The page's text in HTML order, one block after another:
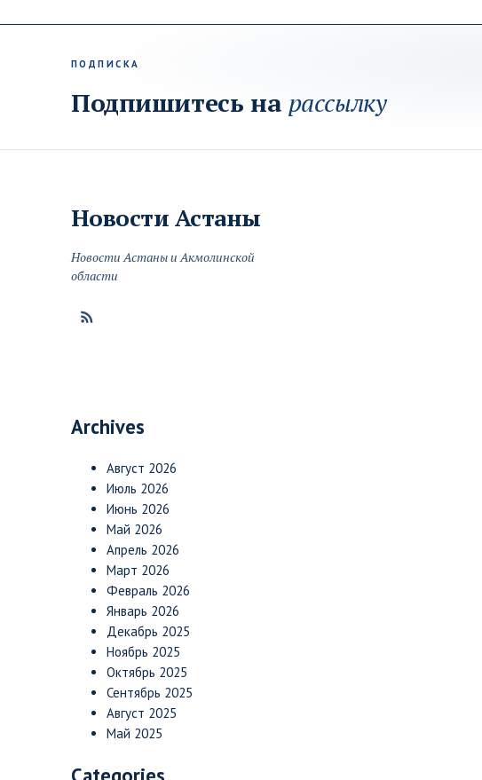
ПОДПИСКА
Подпишитесь на рассылку
Новости Астаны
Новости Астаны и Акмолинской
области
Archives
Август 2026
Июль 2026
Июнь 2026
Май 2026
Апрель 2026
Март 2026
Февраль 2026
Январь 2026
Декабрь 2025
Ноябрь 2025
Октябрь 2025
Сентябрь 2025
Август 2025
Май 2025